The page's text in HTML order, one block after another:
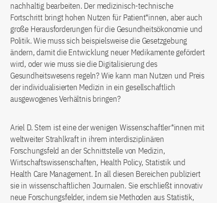
nachhaltig bearbeiten. Der medizinisch-technische
Fortschritt bringt hohen Nutzen für Patient*innen, aber auch
große Herausforderungen für die Gesundheitsökonomie und
Politik. Wie muss sich beispielsweise die Gesetzgebung
ändern, damit die Entwicklung neuer Medikamente gefördert
wird, oder wie muss sie die Digitalisierung des
Gesundheitswesens regeln? Wie kann man Nutzen und Preis
der individualisierten Medizin in ein gesellschaftlich
ausgewogenes Verhältnis bringen?
Ariel D. Stern ist eine der wenigen Wissenschaftler*innen mit
weltweiter Strahlkraft in ihrem interdisziplinären
Forschungsfeld an der Schnittstelle von Medizin,
Wirtschaftswissenschaften, Health Policy, Statistik und
Health Care Management. In all diesen Bereichen publiziert
sie in wissenschaftlichen Journalen. Sie erschließt innovativ
neue Forschungsfelder, indem sie Methoden aus Statistik,